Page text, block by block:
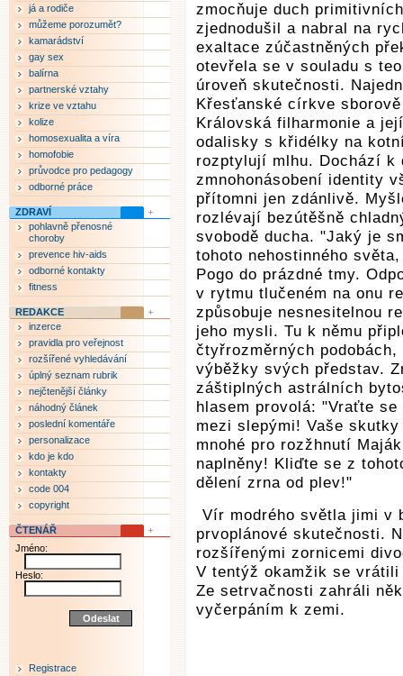
zmocňuje duch
zjednodušil a nabral na
exaltace zúčastněných
otevřela se v souladu s
úroveň skutečnosti.
Křesťanské církve
Královská filharmonie a
odalisky s křidélky na
rozptylují mlhu. Dochází k
zmnohonásobení identity
přítomni jen zdánlivě.
rozlévají bezútěšně
svobodě ducha. "Jaký je
tohoto nehostinného
Pogo do prázdné tmy.
v rytmu tlučeném na onu
způsobuje nesnesitelnou
jeho mysli. Tu k němu
čtyřrozměrných
výběžky svých představ.
záštiplných astrálních
hlasem provolá: "Vraťte
mezi slepými! Vaše
mnohé pro rozžhnutí
naplněny! Kliďte se z
dělení zrna od plev!"
Vír modrého světla jimi v
prvoplánové skutečnosti.
rozšířenými zornicemi
V tentýž okamžik se
Ze setrvačnosti zahráli
vyčerpáním k zemi.
já a rodiče
můžeme porozumět?
kamarádství
gay sex
balírna
partnerské vztahy
krize ve vztahu
kolize
homosexualita a víra
homofobie
průvodce pro pedagogy
odborné práce
ZDRAVÍ
pohlavně přenosné
choroby
prevence hiv-aids
odborné kontakty
fitness
REDAKCE
inzerce
pravidla pro veřejnost
rozšířené vyhledávání
úplný seznam rubrik
nejčtenější články
náhodný článek
poslední komentáře
personalizace
kdo je kdo
kontakty
code 004
copyright
ČTENÁŘ
Jméno:
Heslo:
Registrace